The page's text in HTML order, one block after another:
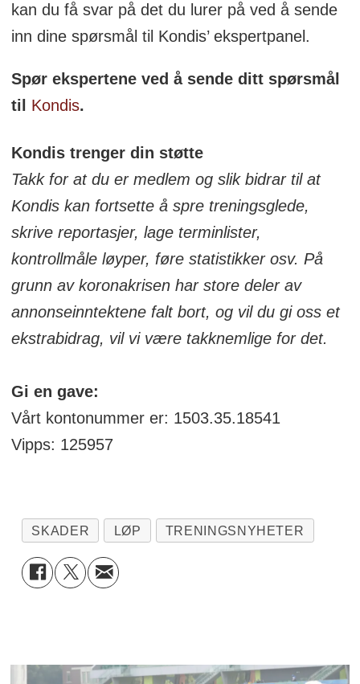
kan du få svar på det du lurer på ved å sende
inn dine spørsmål til Kondis’ ekspertpanel.
Spør ekspertene ved å sende ditt spørsmål
til Kondis.
Kondis trenger din støtte
Takk for at du er medlem og slik bidrar til at
Kondis kan fortsette å spre treningsglede,
skrive reportasjer, lage terminlister,
kontrollmåle løyper, føre statistikker osv. På
grunn av koronakrisen har store deler av
annonseinntektene falt bort, og vil du gi oss et
ekstrabidrag, vil vi være takknemlige for det.
Gi en gave:
Vårt kontonummer er: 1503.35.18541
Vipps: 125957
SKADER LØP TRENINGSNYHETER